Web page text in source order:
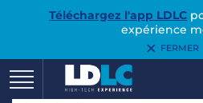
Téléchargez l'app LDLC
expérience
FERMER